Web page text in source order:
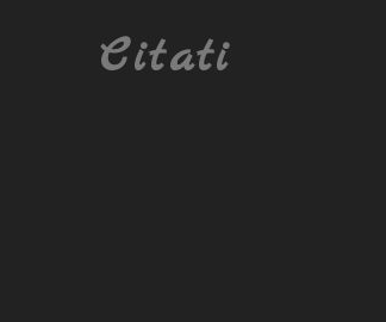
Citati